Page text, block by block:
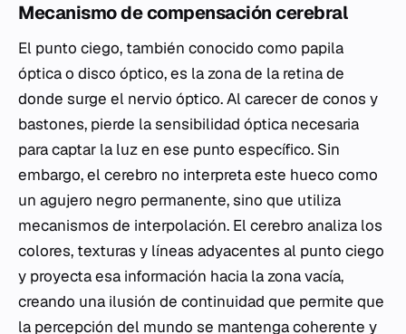
Mecanismo de compensación cerebral
El punto ciego, también conocido como papila
óptica o disco óptico, es la zona de la retina de
donde surge el nervio óptico. Al carecer de conos y
bastones, pierde la sensibilidad óptica necesaria
para captar la luz en ese punto específico. Sin
embargo, el cerebro no interpreta este hueco como
un agujero negro permanente, sino que utiliza
mecanismos de interpolación. El cerebro analiza los
colores, texturas y líneas adyacentes al punto ciego
y proyecta esa información hacia la zona vacía,
creando una ilusión de continuidad que permite que
la percepción del mundo se mantenga coherente y